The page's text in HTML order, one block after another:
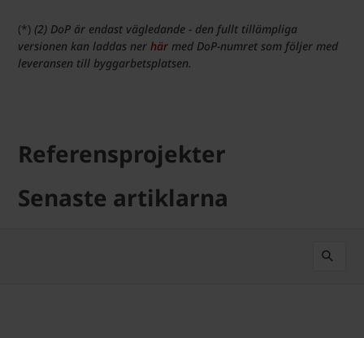
(*) (2) DoP är endast vägledande - den fullt tillämpliga
versionen kan laddas ner här med DoP-numret som följer med
leveransen till byggarbetsplatsen.
Referensprojekter
Senaste artiklarna